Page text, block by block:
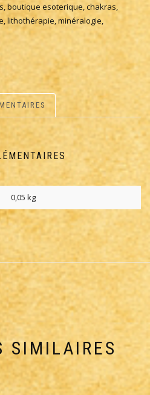
,boutique esoterique,chakras,
,lithothérapie,minéralogie,
0,05 kg
SIMILAIRES